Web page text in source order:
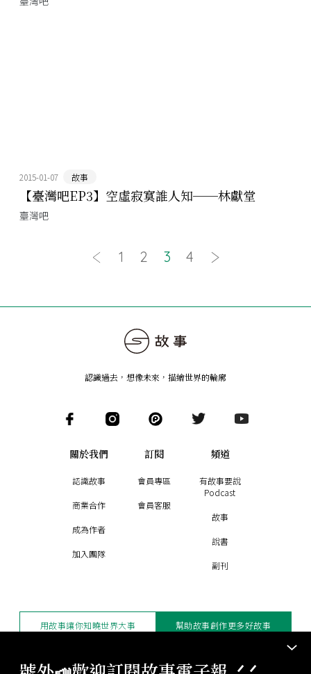
2015-01-07 故事
【臺灣吧EP3】空虛寂寞誰人知──林獻堂
臺灣吧
1 2 3 4
認識過去，想像未來 ， 描繪世界的輪廓
關於我們
認識故事
商業合作
成為作者
加入團隊
訂閱
會員專區
會員客服
頻道
有故事要說
Podcast
故事
說書
副刊
用故事讓你知曉世界大事 幫助故事創作更多好故事